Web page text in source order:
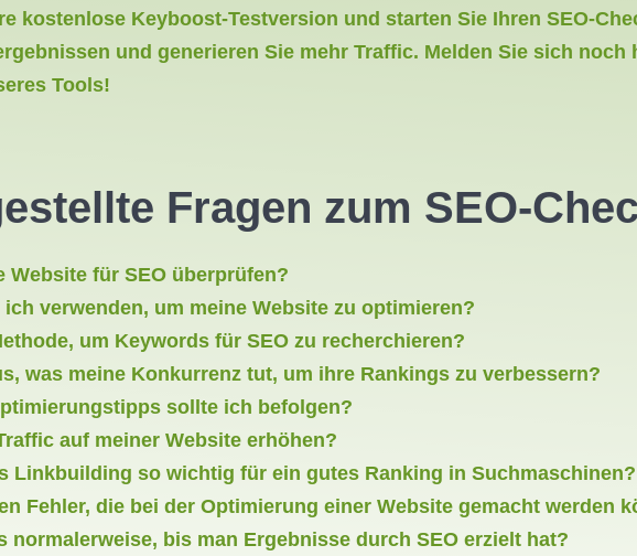
kostenlose Keyboost-Testversion und starten Sie Ihren SEO-
und generieren Sie mehr Traffic. Melden Sie sich
Tools!
Fragen zum SEO-
Website für SEO überprüfen?
verwenden, um meine Website zu optimieren?
um Keywords für SEO zu recherchieren?
was meine Konkurrenz tut, um ihre Rankings zu verbessern?
sollte ich befolgen?
auf meiner Website erhöhen?
Linkbuilding so wichtig für ein gutes Ranking in Suchmaschinen?
Fehler, die bei der Optimierung einer Website gemacht werden
normalerweise, bis man Ergebnisse durch SEO erzielt hat?